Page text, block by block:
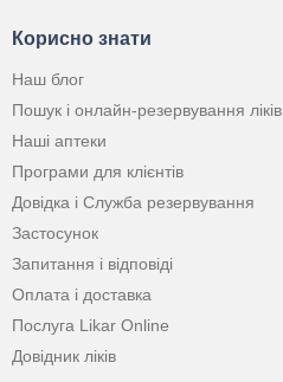
Корисно знати
Наш блог
Пошук і онлайн-резервування ліків
Наші аптеки
Програми для клієнтів
Довідка і Служба резервування
Застосунок
Запитання і відповіді
Оплата і доставка
Послуга Likar Online
Довідник ліків